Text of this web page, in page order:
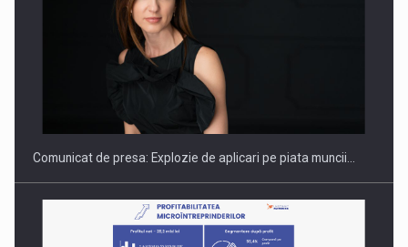
Hard Enduro Piatra Craiului 2026, fueled by benzinariile RO…
Comunicat de presa: Explozie de aplicari pe piata muncii…